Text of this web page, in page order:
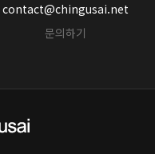
contact@chingusai.net
문의하기